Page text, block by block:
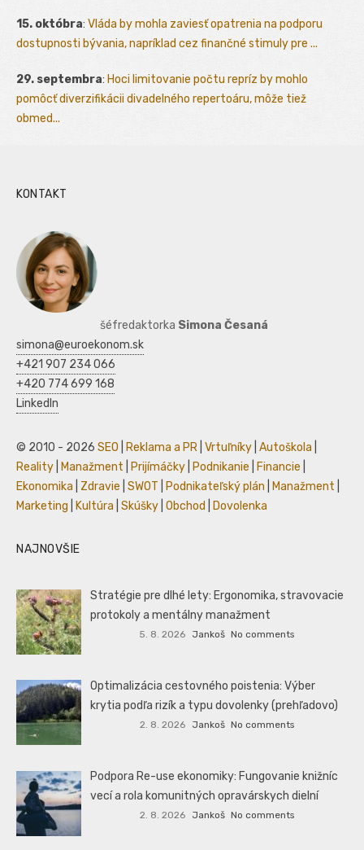
15. októbra: Vláda by mohla zaviesť opatrenia na podporu
dostupnosti bývania, napríklad cez finančné stimuly pre ...
29. septembra: Hoci limitovanie počtu repríz by mohlo
pomôcť diverzifikácii divadelného repertoáru, môže tiež
obmed...
KONTAKT
šéfredaktorka Simona Česaná
simona@euroekonom.sk
+421 907 234 066
+420 774 699 168
LinkedIn
© 2010 - 2026 SEO Reklama a PR Vrtuľníky Autoškola
Reality
Manažment Prijímáčky Podnikanie Financie
Ekonomika
Zdravie SWOT Podnikateľský plán Manažment
Marketing
Kultúra Skúšky Obchod Dovolenka
NAJNOVŠIE
Stratégie pre dlhé lety: Ergonomika, stravovacie
protokoly a mentálny manažment
5. 8. 2026 Jankoš No comments
Optimalizácia cestovného poistenia: Výber
krytia podľa rizík a typu dovolenky (prehľadovo)
2. 8. 2026 Jankoš No comments
Podpora Re-use ekonomiky: Fungovanie knižníc
vecí a rola komunitných opravárskych dielní
2. 8. 2026 Jankoš No comments